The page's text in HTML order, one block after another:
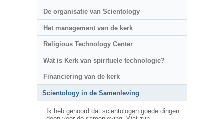
De organisatie van Scientology
Het management van de kerk
Religious Technology Center
Wat is Kerk van spirituele technologie?
Financiering van de kerk
Scientology in de Samenleving
Ik heb gehoord dat scientologen goede dingen